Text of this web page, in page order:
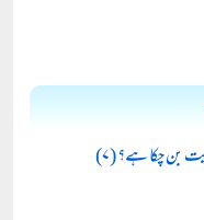
بن چکا ہے؟ (۷)